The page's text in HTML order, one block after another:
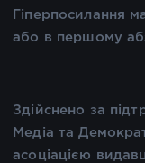
Гіперпосилання
або в першому
Здійснено за
Медіа та
асоціацією